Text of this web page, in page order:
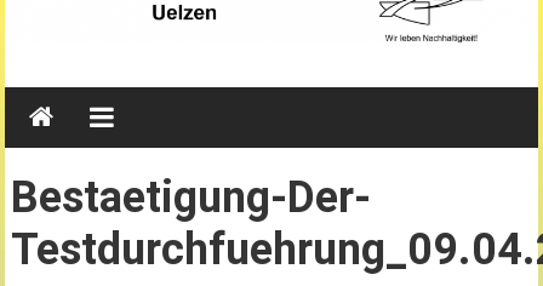
Bestaetigung-Der-